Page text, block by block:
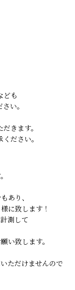
ども
い。
きます。
ださい。
あり、
に致します！
測して
い致します。
ただけませんので